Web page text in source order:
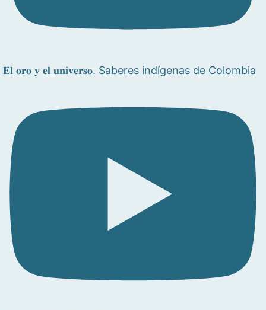
𝐄𝐥 𝐨𝐫𝐨 𝐲 𝐞𝐥 𝐮𝐧𝐢𝐯𝐞𝐫𝐬𝐨. Saberes indígenas de Colombia